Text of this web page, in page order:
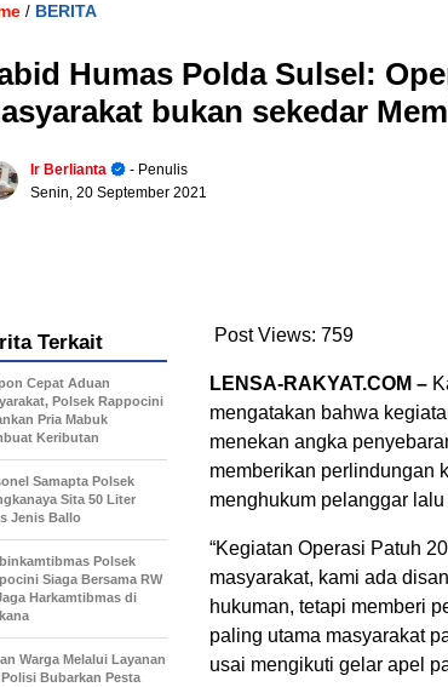
/ BERITA
Humas Polda Sulsel:
bukan sekedar
Ir Berlianta
- Penulis
Senin, 20 September 2021
Post Views: 759
LENSA-RAKYAT.COM –
mengatakan bahwa
menekan angka
memberikan perlindungan
menghukum pelanggar lalu
“Kegiatan Operasi Patuh
masyarakat, kami ada
hukuman, tetapi memberi
paling utama masyarakat
usai mengikuti gelar apel
Terkait
Cepat Aduan
Polsek Rappocini
Pria Mabuk
Keributan
Samapta Polsek
Sita 50 Liter
Jenis Ballo
Polsek
Siaga Bersama RW
Harkamtibmas di
Warga Melalui Layanan
Polisi Bubarkan Pesta